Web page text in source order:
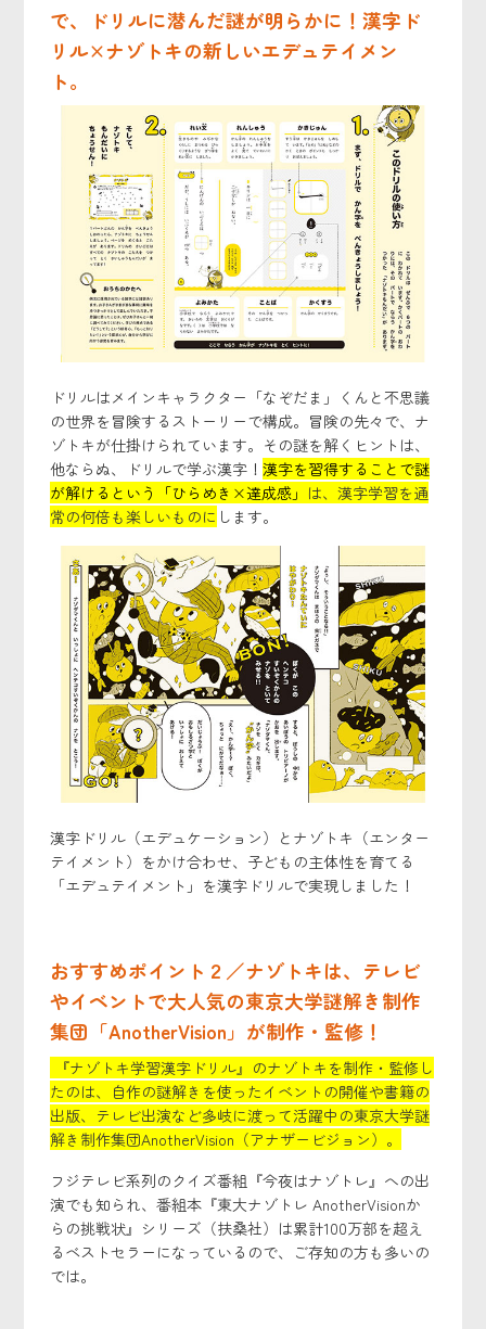
で、ドリルに潜んだ謎が明らかに！漢字ド
リル×ナゾトキの新しいエデュテイメン
ト。
ドリルはメインキャラクター「なぞだま」くんと不思議
の世界を冒険するストーリーで構成。冒険の先々で、ナ
ゾトキが仕掛けられています。その謎を解くヒントは、
他ならぬ、ドリルで学ぶ漢字！漢字を習得することで謎
が解けるという「ひらめき×達成感」 は、漢字学習を通
常の何倍も楽しいものに します。
漢字ドリル（エデュケーション）とナゾトキ（エンター
テイメント）をかけ合わせ、子どもの主体性を育てる
「エデュテイメント」を漢字ドリルで実現しました！
おすすめポイント２／ナゾトキは、テレビ
やイベントで大人気の東京大学謎解き制作
集団「AnotherVision」が制作・監修！
『ナゾトキ学習漢字ドリル』のナゾトキを制作・監修し
たのは、自作の謎解きを使ったイベントの開催や書籍の
出版、テレビ出演など多岐に渡って活躍中の東京大学謎
解き制作集団AnotherVision（アナザービジョン）。
フジテレビ系列のクイズ番組『今夜はナゾトレ』への出
演でも知られ、番組本『東大ナゾトレ AnotherVisionか
らの挑戦状』シリーズ（扶桑社）は累計100万部を超え
るベストセラーになっているので、ご存知の方も多いの
では。